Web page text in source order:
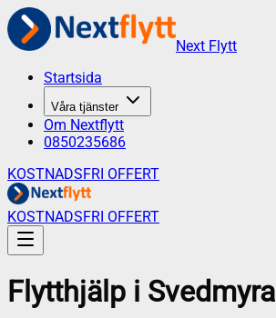
Next Flytt
Startsida
Våra tjänster
Om Nextflytt
0850235686
KOSTNADSFRI OFFERT
KOSTNADSFRI OFFERT
Flytthjälp i Svedmyra